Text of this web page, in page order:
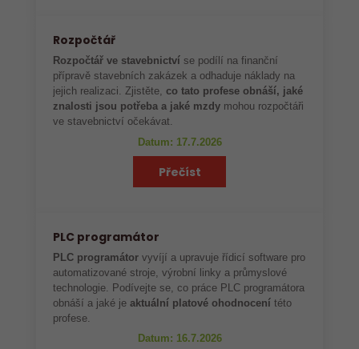
Rozpočtář
Rozpočtář ve stavebnictví se podílí na finanční
přípravě stavebních zakázek a odhaduje náklady na
jejich realizaci. Zjistěte,co tato profese obnáší, jaké
znalosti jsou potřeba a jaké mzdy mohou rozpočtáři
ve stavebnictví očekávat.
Datum: 17.7.2026
Přečíst
PLC programátor
PLC programátor vyvíjí a upravuje řídicí software pro
automatizované stroje, výrobní linky a průmyslové
technologie. Podívejte se, co práce PLC programátora
obnáší a jaké je aktuální platové ohodnocení této
profese.
Datum: 16.7.2026